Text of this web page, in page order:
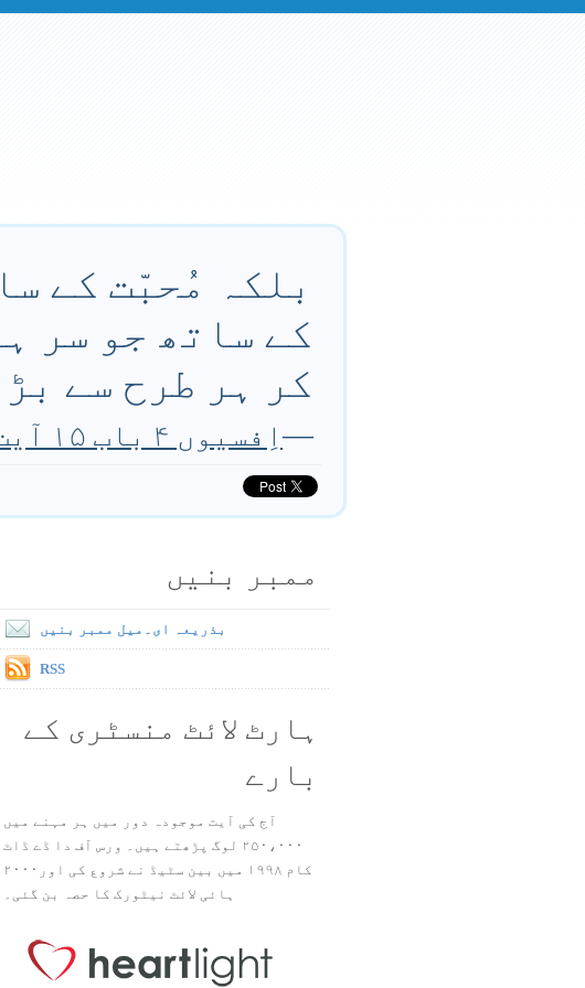
بلکہ مُحبّت کے
کے ساتھ جو سر
کر ہر طرح سے
—اِفسیوں ۴ باب ۱۵ آیت
ممبر بنیں
بذریعہ ای۔میل ممبر بنیں
RSS
ہارٹ لائٹ منسٹری کے
بارے
آج کی آیت موجودہ دور میں ہر مہنے میں
۲۵۰،۰۰۰ لوگ پڑھتے ہیں۔ ورس آف دا ڈے ڈاٹ
کام ۱۹۹۸ میں بین سٹیڈ نے شروع کی اور۲۰۰۰
ہائی لائٹ نیٹورک کا حصہ بن گئی۔